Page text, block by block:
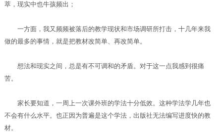
萃，现实中也牛孩频出；
一方面，我又频频被落后的教学现状和市场调研所打击，十几年来我
做的最多的事情，就是把教材改简单、再改简单。
想法和现实之间，总是有不可调和的矛盾。对于这一点我感到很痛
苦。
家长要知道，一周上一次课外班的学法十分低效。这种学法学几年也
不会有什么水平。也正因为普遍是这个学法，出版社无法编写进度快的教
材。